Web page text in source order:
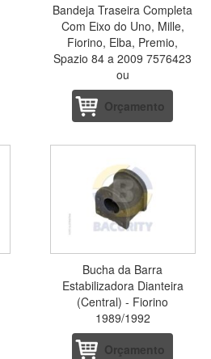
Bandeja Traseira Completa
Com Eixo do Uno, Mille,
Fiorino, Elba, Premio,
Spazio 84 a 2009 7576423
ou
Orçamento
Bucha da Barra
Estabilizadora Dianteira
(Central) - Fiorino
1989/1992
Orçamento